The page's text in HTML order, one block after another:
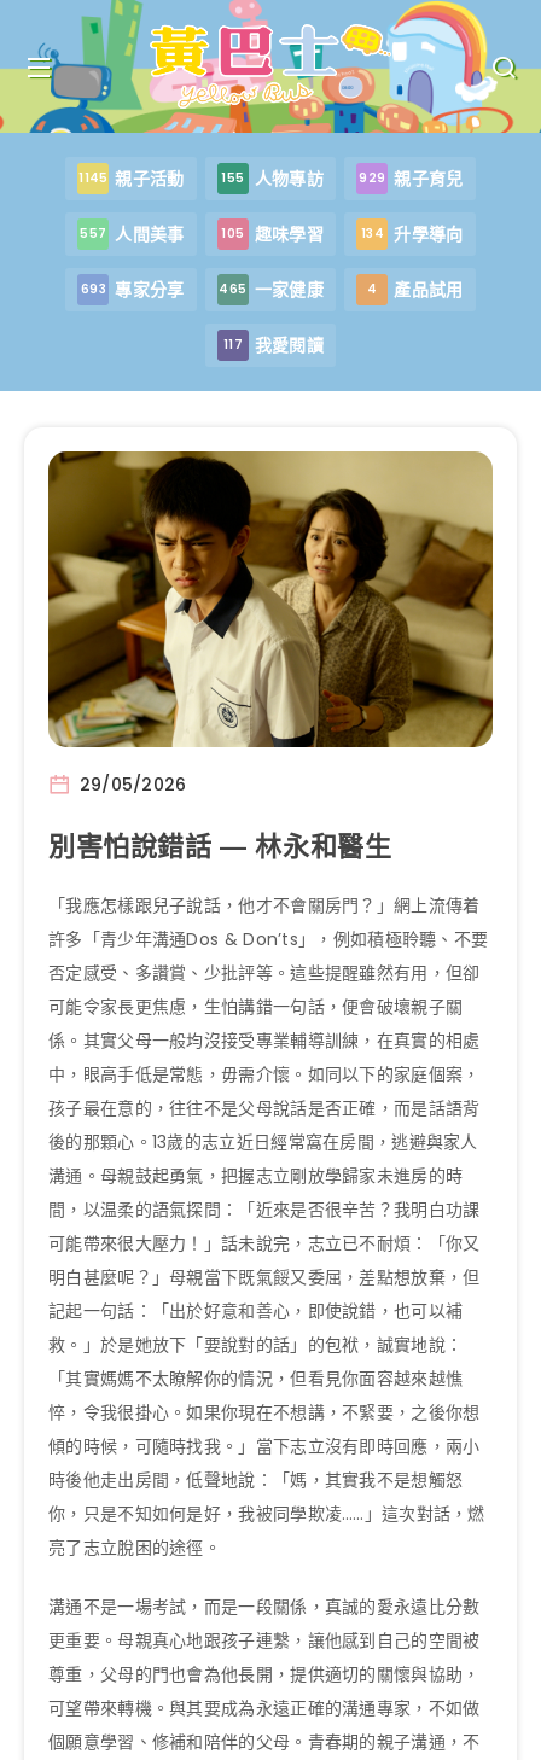
1145 親子活動 155 人物專訪 929 親子育兒
557 人間美事 105 趣味學習 134 升學導向
693 專家分享 465 一家健康 4 產品試用
117 我愛閱讀
29/05/2026
別害怕說錯話 — 林永和醫生
「我應怎樣跟兒子說話，他才不會關房門？」網上流傳着
許多「青少年溝通Dos & Don’ts」，例如積極聆聽、不要
否定感受、多讚賞、少批評等。這些提醒雖然有用，但卻
可能令家長更焦慮，生怕講錯一句話，便會破壞親子關
係。其實父母一般均沒接受專業輔導訓練，在真實的相處
中，眼高手低是常態，毋需介懷。如同以下的家庭個案，
孩子最在意的，往往不是父母說話是否正確，而是話語背
後的那顆心。13歲的志立近日經常窩在房間，逃避與家人
溝通。母親鼓起勇氣，把握志立剛放學歸家未進房的時
間，以温柔的語氣探問：「近來是否很辛苦？我明白功課
可能帶來很大壓力！」話未說完，志立已不耐煩：「你又
明白甚麼呢？」母親當下既氣餒又委屈，差點想放棄，但
記起一句話：「出於好意和善心，即使說錯，也可以補
救。」於是她放下「要說對的話」的包袱，誠實地說：
「其實媽媽不太瞭解你的情況，但看見你面容越來越憔
悴，令我很掛心。如果你現在不想講，不緊要，之後你想
傾的時候，可隨時找我。」當下志立沒有即時回應，兩小
時後他走出房間，低聲地說：「媽，其實我不是想觸怒
你，只是不知如何是好，我被同學欺凌……」這次對話，燃
亮了志立脫困的途徑。
溝通不是一場考試，而是一段關係，真誠的愛永遠比分數
更重要。母親真心地跟孩子連繫，讓他感到自己的空間被
尊重，父母的門也會為他長開，提供適切的關懷與協助，
可望帶來轉機。與其要成為永遠正確的溝通專家，不如做
個願意學習、修補和陪伴的父母。青春期的親子溝通，不